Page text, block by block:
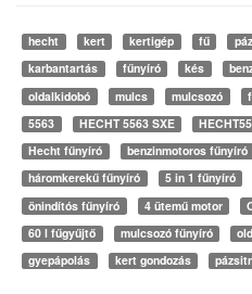
hecht kert kertigép fű
karbantartás
fűnyíró kés
oldalkidobó
mulcs mulcsozó
5563
HECHT 5563 SXE
Hecht fűnyíró
benzinmotoros fűnyíró
háromkerekű fűnyíró
5 in 1 fűnyíró
önindítós fűnyíró
4 ütemű motor
60 l fűgyűjtő
mulcsozó fűnyíró
gyepápolás
kert gondozás